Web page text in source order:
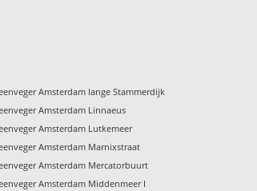
Amsterdam lange Stammerdijk
Amsterdam Linnaeus
Amsterdam Lutkemeer
Amsterdam Marnixstraat
Amsterdam Mercatorbuurt
Amsterdam Middenmeer I